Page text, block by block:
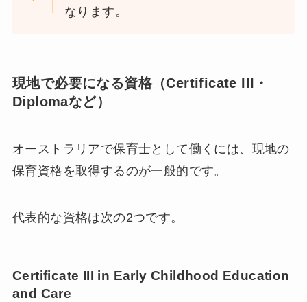
なります。
現地で必要になる資格（Certificate III・
Diplomaなど）
オーストラリアで保育士として働くには、現地の
保育資格を取得するのが一般的です。
代表的な資格は次の2つです。
Certificate III in Early Childhood Education
and Care